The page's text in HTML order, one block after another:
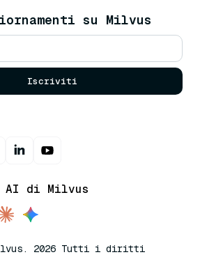
su Milvus
Iscriviti
AI di Milvus
2026 Tutti i diritti